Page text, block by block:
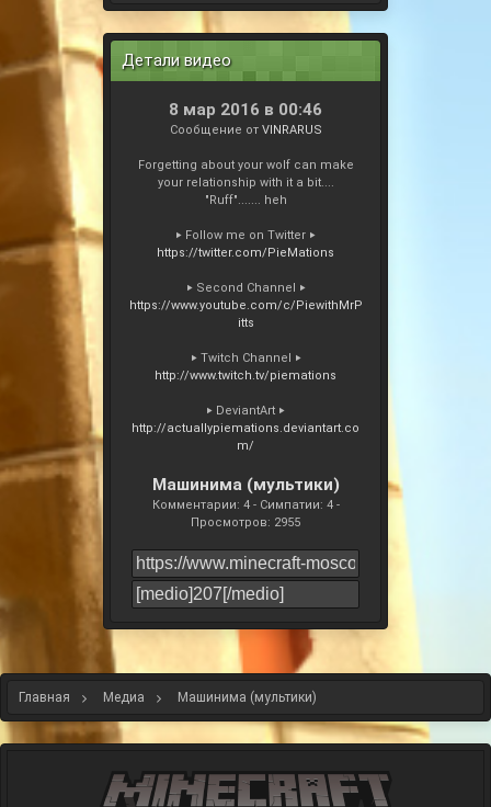
Детали видео
8 мар 2016 в 00:46
Сообщение от VINRARUS
Forgetting about your wolf can make
your relationship with it a bit....
"Ruff"....... heh
‣ Follow me on Twitter ‣
https://twitter.com/PieMations
‣ Second Channel ‣
https://www.youtube.com/c/PiewithMrP
itts
‣ Twitch Channel ‣
http://www.twitch.tv/piemations
‣ DeviantArt ‣
http://actuallypiemations.deviantart.co
m/
Машинима (мультики)
Комментарии: 4 - Симпатии: 4 -
Просмотров: 2955
Главная Медиа Машинима (мультики)